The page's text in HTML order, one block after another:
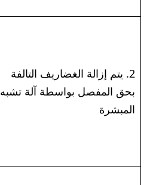
2. يتم إزالة الغضاريف التالفة
بحق المفصل بواسطة آلة تشبه
المبشرة